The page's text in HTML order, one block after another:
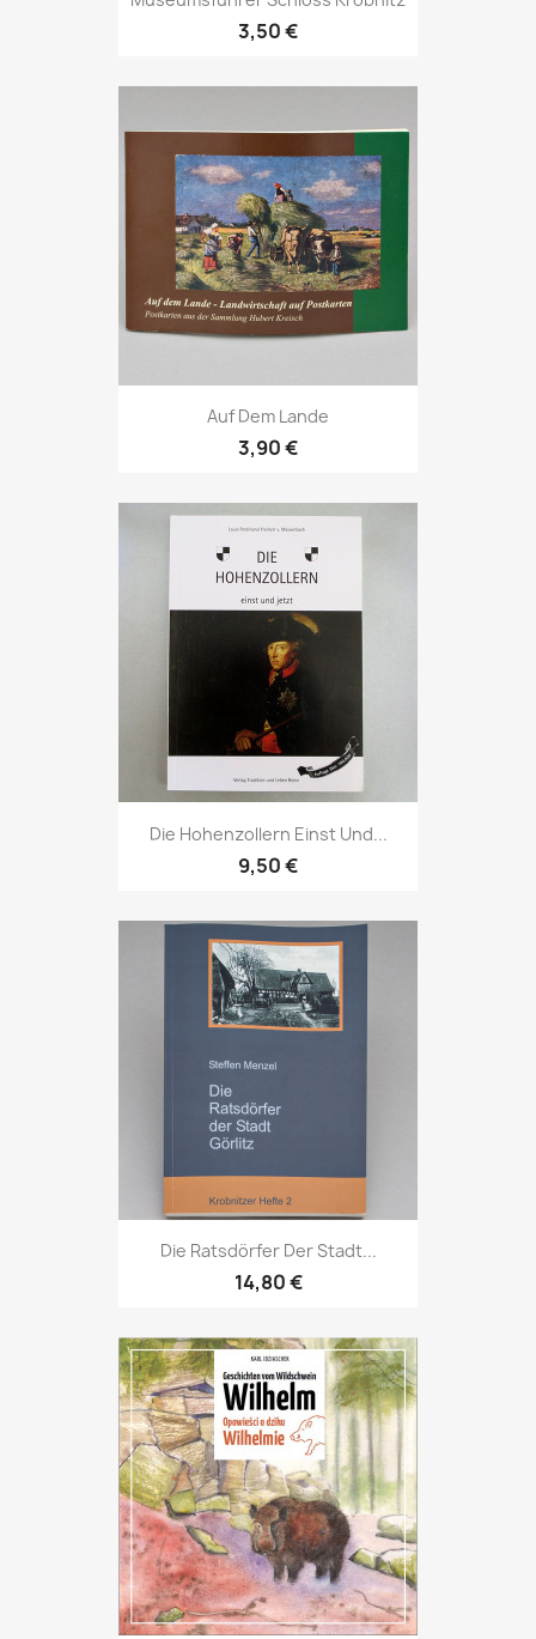
3,50 €
Auf Dem Lande
3,90 €
Die Hohenzollern Einst Und...
9,50 €
Die Ratsdörfer Der Stadt...
14,80 €